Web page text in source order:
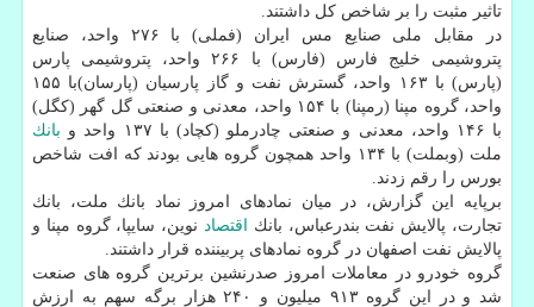
تاثیر مثبت را بر شاخص كل داشتند.
در مقابل ملی صنایع مس ایران (فملی) با ۲۷۶ واحد، صنایع
پتروشیمی خلیج فارس (فارس) با ۲۶۶ واحد، پتروشیمی پارس
(پارس) با ۱۶۳ واحد، گسترش نفت و گاز پارسیان (پارسان)با ۱۵۵
واحد، گروه مپنا (رمپنا) با ۱۵۴ واحد، معدنی و صنعتی گل گهر (كگل)
با ۱۴۶ واحد، معدنی و صنعتی چادرملو (كچاد) با ۱۳۷ واحد و
بانك
ملت (وبملت) با ۱۳۴ واحد همچون گروه هایی بودند كه افت شاخص
بورس را رقم زدند.
برپایه این گزارش، در میان نمادهای امروز نماد بانك ملت، بانك
تجارت، پالایش نفت بندرعباس، بانك
اقتصاد نوین، سایپا، گروه مپنا و
پالایش نفت اصفهان در گروه نمادهای پربیننده قرار داشتند.
گروه خودرو در معاملات امروز صدرنشین برترین گروه های صنعت
شد و در این گروه ۹۱۳ میلیون و ۲۴۰ هزار برگه سهم به ارزش